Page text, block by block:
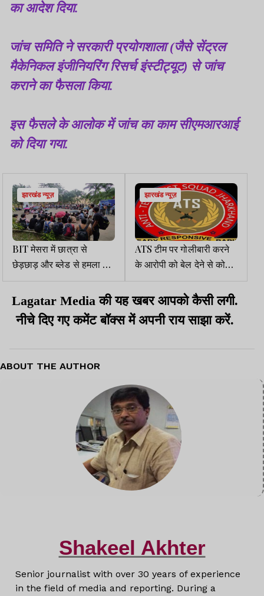
का आदेश दिया.
जांच समिति ने सरकारी प्रयोगशाला (जैसे सेंट्रल
मैकेनिकल इंजीनियरिंग रिसर्च इंस्टीट्यूट) से जांच
कराने का फैसला किया.
इस फैसले के आलोक में जांच का काम सीएमआरआई
को दिया गया.
झारखंड न्यूज़
BIT मेसरा में छात्रा से
छेड़छाड़ और ब्लेड से हमला के
बाद छात्र आक्रोशित, विरोध
प्रदर्शन जारी
झारखंड न्यूज़
ATS टीम पर गोलीबारी करने
के आरोपी को बेल देने से कोर्ट
का इनकार
Lagatar Media की यह खबर आपको कैसी लगी.
नीचे दिए गए कमेंट बॉक्स में अपनी राय साझा करें.
ABOUT THE AUTHOR
Shakeel Akhter
Senior journalist with over 30 years of experience
in the field of media and reporting. During a